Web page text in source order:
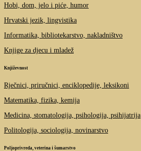
Hobi, dom, jelo i piće, humor
Hrvatski jezik, lingvistika
Informatika, bibliotekarstvo, nakladništvo
Knjige za djecu i mladež
Književnost
Rječnici, priručnici, enciklopedije, leksikoni
Matematika, fizika, kemija
Medicina, stomatologija, psihologija, psihijatrija
Politologija, sociologija, novinarstvo
Poljoprivreda, veterina i šumarstvo